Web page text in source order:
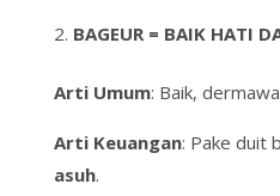
BAGEUR = BAIK HATI
Arti Umum: Baik,
Arti Keuangan: Pake duit
asuh.